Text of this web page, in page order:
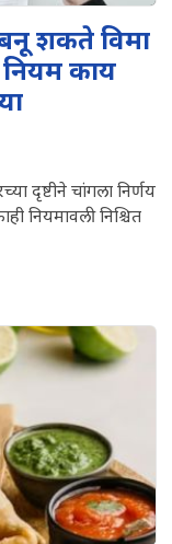
शकते विमा
काय
दृष्टीने चांगला निर्णय
नियमावली निश्चित